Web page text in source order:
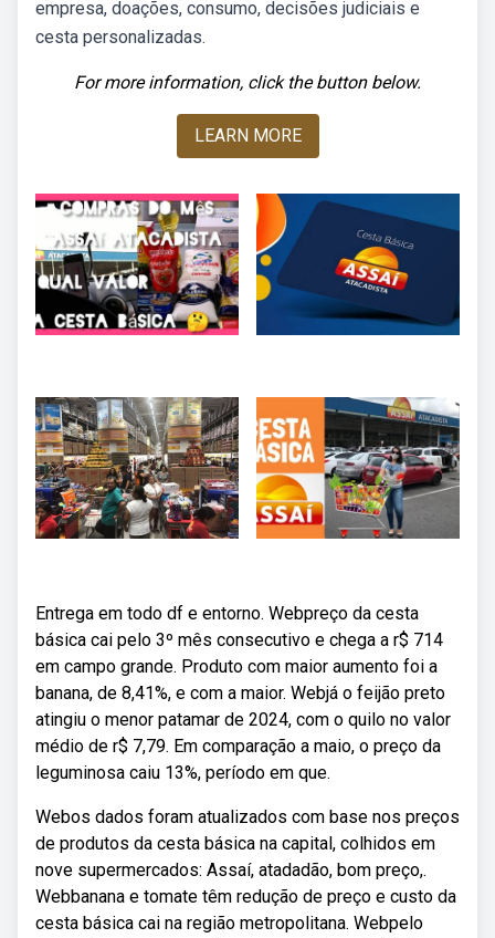
empresa, doações, consumo, decisões judiciais e
cesta personalizadas.
For more information, click the button below.
LEARN MORE
Entrega em todo df e entorno. Webpreço da cesta
básica cai pelo 3º mês consecutivo e chega a r$ 714
em campo grande. Produto com maior aumento foi a
banana, de 8,41%, e com a maior. Webjá o feijão preto
atingiu o menor patamar de 2024, com o quilo no valor
médio de r$ 7,79. Em comparação a maio, o preço da
leguminosa caiu 13%, período em que.
Webos dados foram atualizados com base nos preços
de produtos da cesta básica na capital, colhidos em
nove supermercados: Assaí, atadadão, bom preço,.
Webbanana e tomate têm redução de preço e custo da
cesta básica cai na região metropolitana. Webpelo